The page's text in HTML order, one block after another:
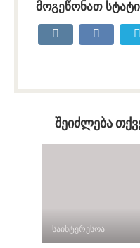
მოგეწონათ
შეიძლება
საინტერესოა